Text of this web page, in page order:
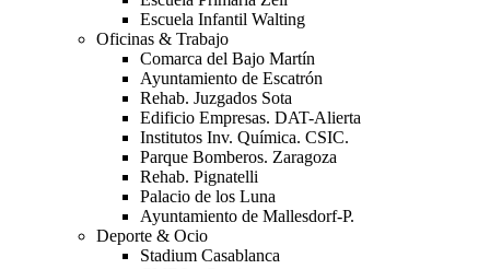
Escuela Infantil Walting
Oficinas & Trabajo
Comarca del Bajo Martín
Ayuntamiento de Escatrón
Rehab. Juzgados Sota
Edificio Empresas. DAT-Alierta
Institutos Inv. Química. CSIC.
Parque Bomberos. Zaragoza
Rehab. Pignatelli
Palacio de los Luna
Ayuntamiento de Mallesdorf-P.
Deporte & Ocio
Stadium Casablanca